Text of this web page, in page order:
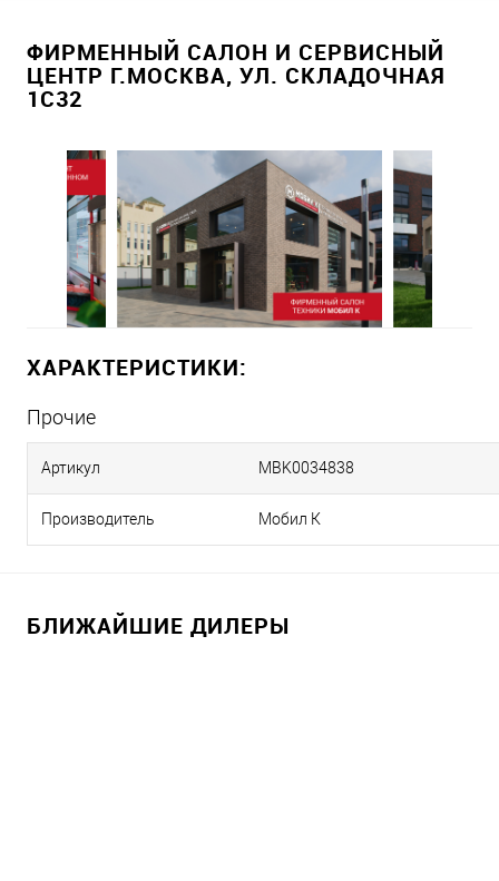
ФИРМЕННЫЙ САЛОН И СЕРВИСНЫЙ
ЦЕНТР Г.МОСКВА, УЛ. СКЛАДОЧНАЯ
1С32
ХАРАКТЕРИСТИКИ:
Прочие
Артикул MBK0034838
Производитель Мобил К
БЛИЖАЙШИЕ ДИЛЕРЫ